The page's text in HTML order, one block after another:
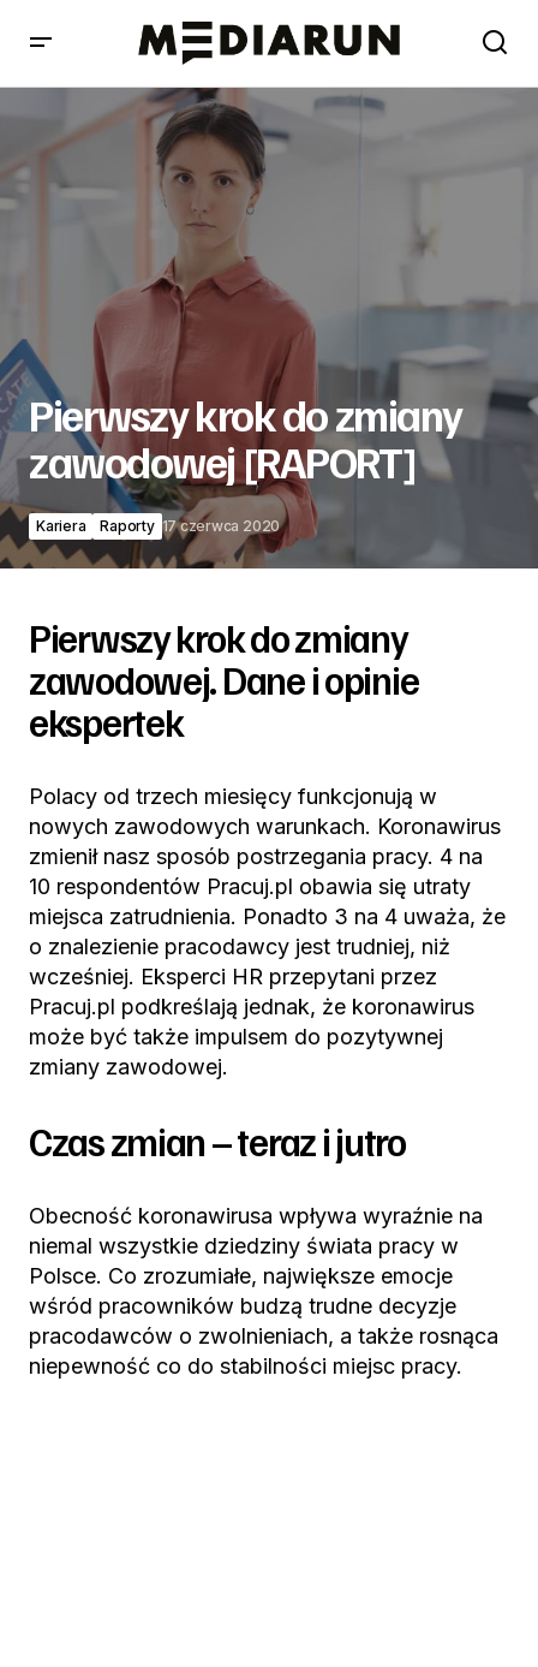
Pierwszy krok do zmiany zawodowej [RAPORT]
Pierwszy krok do zmiany
zawodowej [RAPORT]
Kariera Raporty 17 czerwca 2020
Pierwszy krok do zmiany
zawodowej. Dane i opinie
ekspertek
Polacy od trzech miesięcy funkcjonują w
nowych zawodowych warunkach. Koronawirus
zmienił nasz sposób postrzegania pracy. 4 na
10 respondentów Pracuj.pl obawia się utraty
miejsca zatrudnienia. Ponadto 3 na 4 uważa, że
o znalezienie pracodawcy jest trudniej, niż
wcześniej. Eksperci HR przepytani przez
Pracuj.pl podkreślają jednak, że koronawirus
może być także impulsem do pozytywnej
zmiany zawodowej.
Czas zmian – teraz i jutro
Obecność koronawirusa wpływa wyraźnie na
niemal wszystkie dziedziny świata pracy w
Polsce. Co zrozumiałe, największe emocje
wśród pracowników budzą trudne decyzje
pracodawców o zwolnieniach, a także rosnąca
niepewność co do stabilności miejsc pracy.